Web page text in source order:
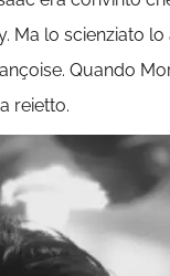
Ma lo scienziato
Quando
reietto.